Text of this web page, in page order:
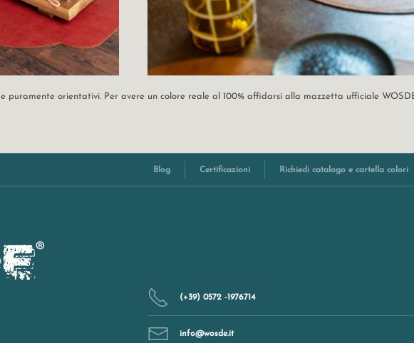
puramente orientativi. Per avere un colore reale al 100% affidarsi alla mazzetta ufficiale
Blog Certificazioni Richiedi catalogo e cartella colori
(+39) 0572 -1976714
info@wosde.it